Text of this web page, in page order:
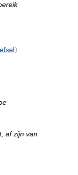
〉
af zijn van